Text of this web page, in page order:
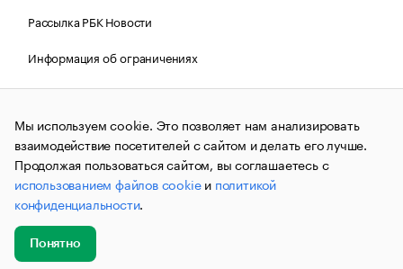
Рассылка РБК Новости
Информация об ограничениях
Правовая информация
О соблюдении авторских прав
© АО «РОСБИЗНЕСКОНСАЛТИНГ»,1995–2026.Сообщения
и материалы информационного агентства «РБК»
(зарегистрировано Федеральной службой по надзору в сфере
связи, информационных технологий и массовых
коммуникаций (Роскомнадзор) 09.12.2015 за номером ИА
№ФС77-63848) сопровождаются пометкой «РБК». Отдельные
публикации могут содержать информацию,
не предназначенную для пользователей
до 18 лет.
Мы используем cookie. Это позволяет нам анализировать
взаимодействие посетителей с сайтом и делать его лучше.
Продолжая пользоваться сайтом, вы соглашаетесь с
использованием файлов cookieи политикой
конфиденциальности.
Понятно